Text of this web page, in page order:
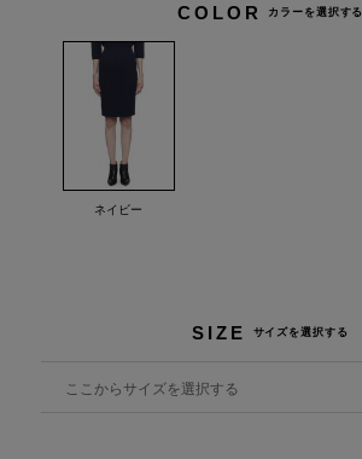
COLOR カラーを選択する
ネイビー
SIZE サイズを選択する
ここからサイズを選択する